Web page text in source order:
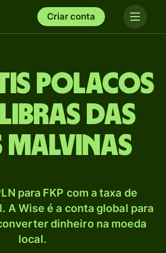
Criar conta
polacos
das
Malvinas
para FKP com a taxa de
A Wise é a conta global para
dinheiro na moeda
local.